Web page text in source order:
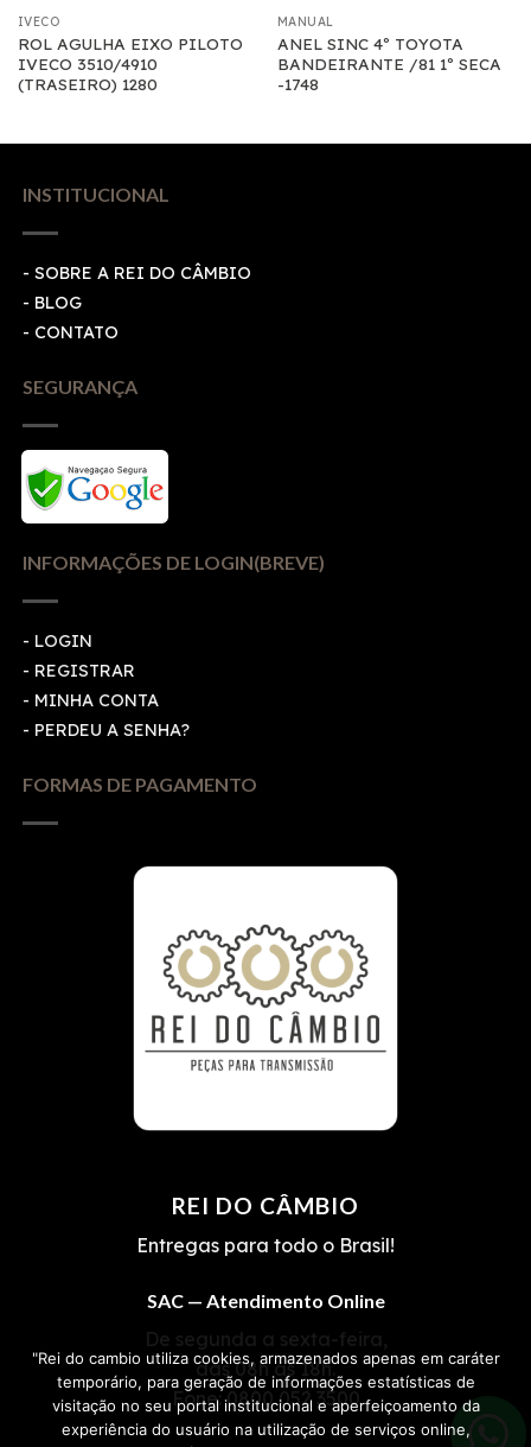
IVECO
ROL AGULHA EIXO PILOTO
IVECO 3510/4910
(TRASEIRO) 1280
MANUAL
ANEL SINC 4º TOYOTA
BANDEIRANTE /81 1º SECA
-1748
INSTITUCIONAL
- SOBRE A REI DO CÂMBIO
- BLOG
- CONTATO
SEGURANÇA
INFORMAÇÕES DE LOGIN(BREVE)
- LOGIN
- REGISTRAR
- MINHA CONTA
- PERDEU A SENHA?
FORMAS DE PAGAMENTO
REI DO CÂMBIO
Entregas para todo o Brasil!
SAC — Atendimento Online
De segunda a sexta-feira,
das 08h às 18h.
Fone:0800 052 3500
"Rei do cambio utiliza cookies, armazenados apenas em caráter
temporário, para geração de informações estatísticas de
visitação no seu portal institucional e aperfeiçoamento da
experiência do usuário na utilização de serviços online,